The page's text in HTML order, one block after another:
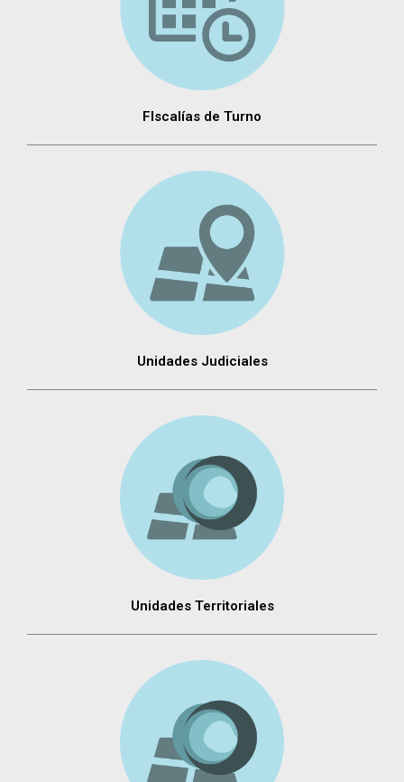
FIscalías de Turno
Unidades Judiciales
Unidades Territoriales